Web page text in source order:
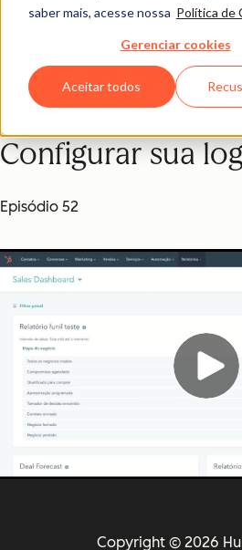
saber mais, acesse nossa Política de
Gerenciar cookies
Aceitar todos
aprendizado através de
minutos) e
Configurar sua
Episódio 52
Copyright © 2026